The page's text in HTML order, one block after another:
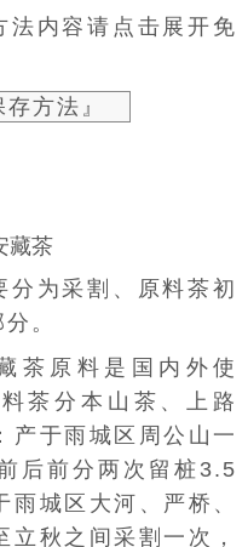
法内容请点击展开免
方法』